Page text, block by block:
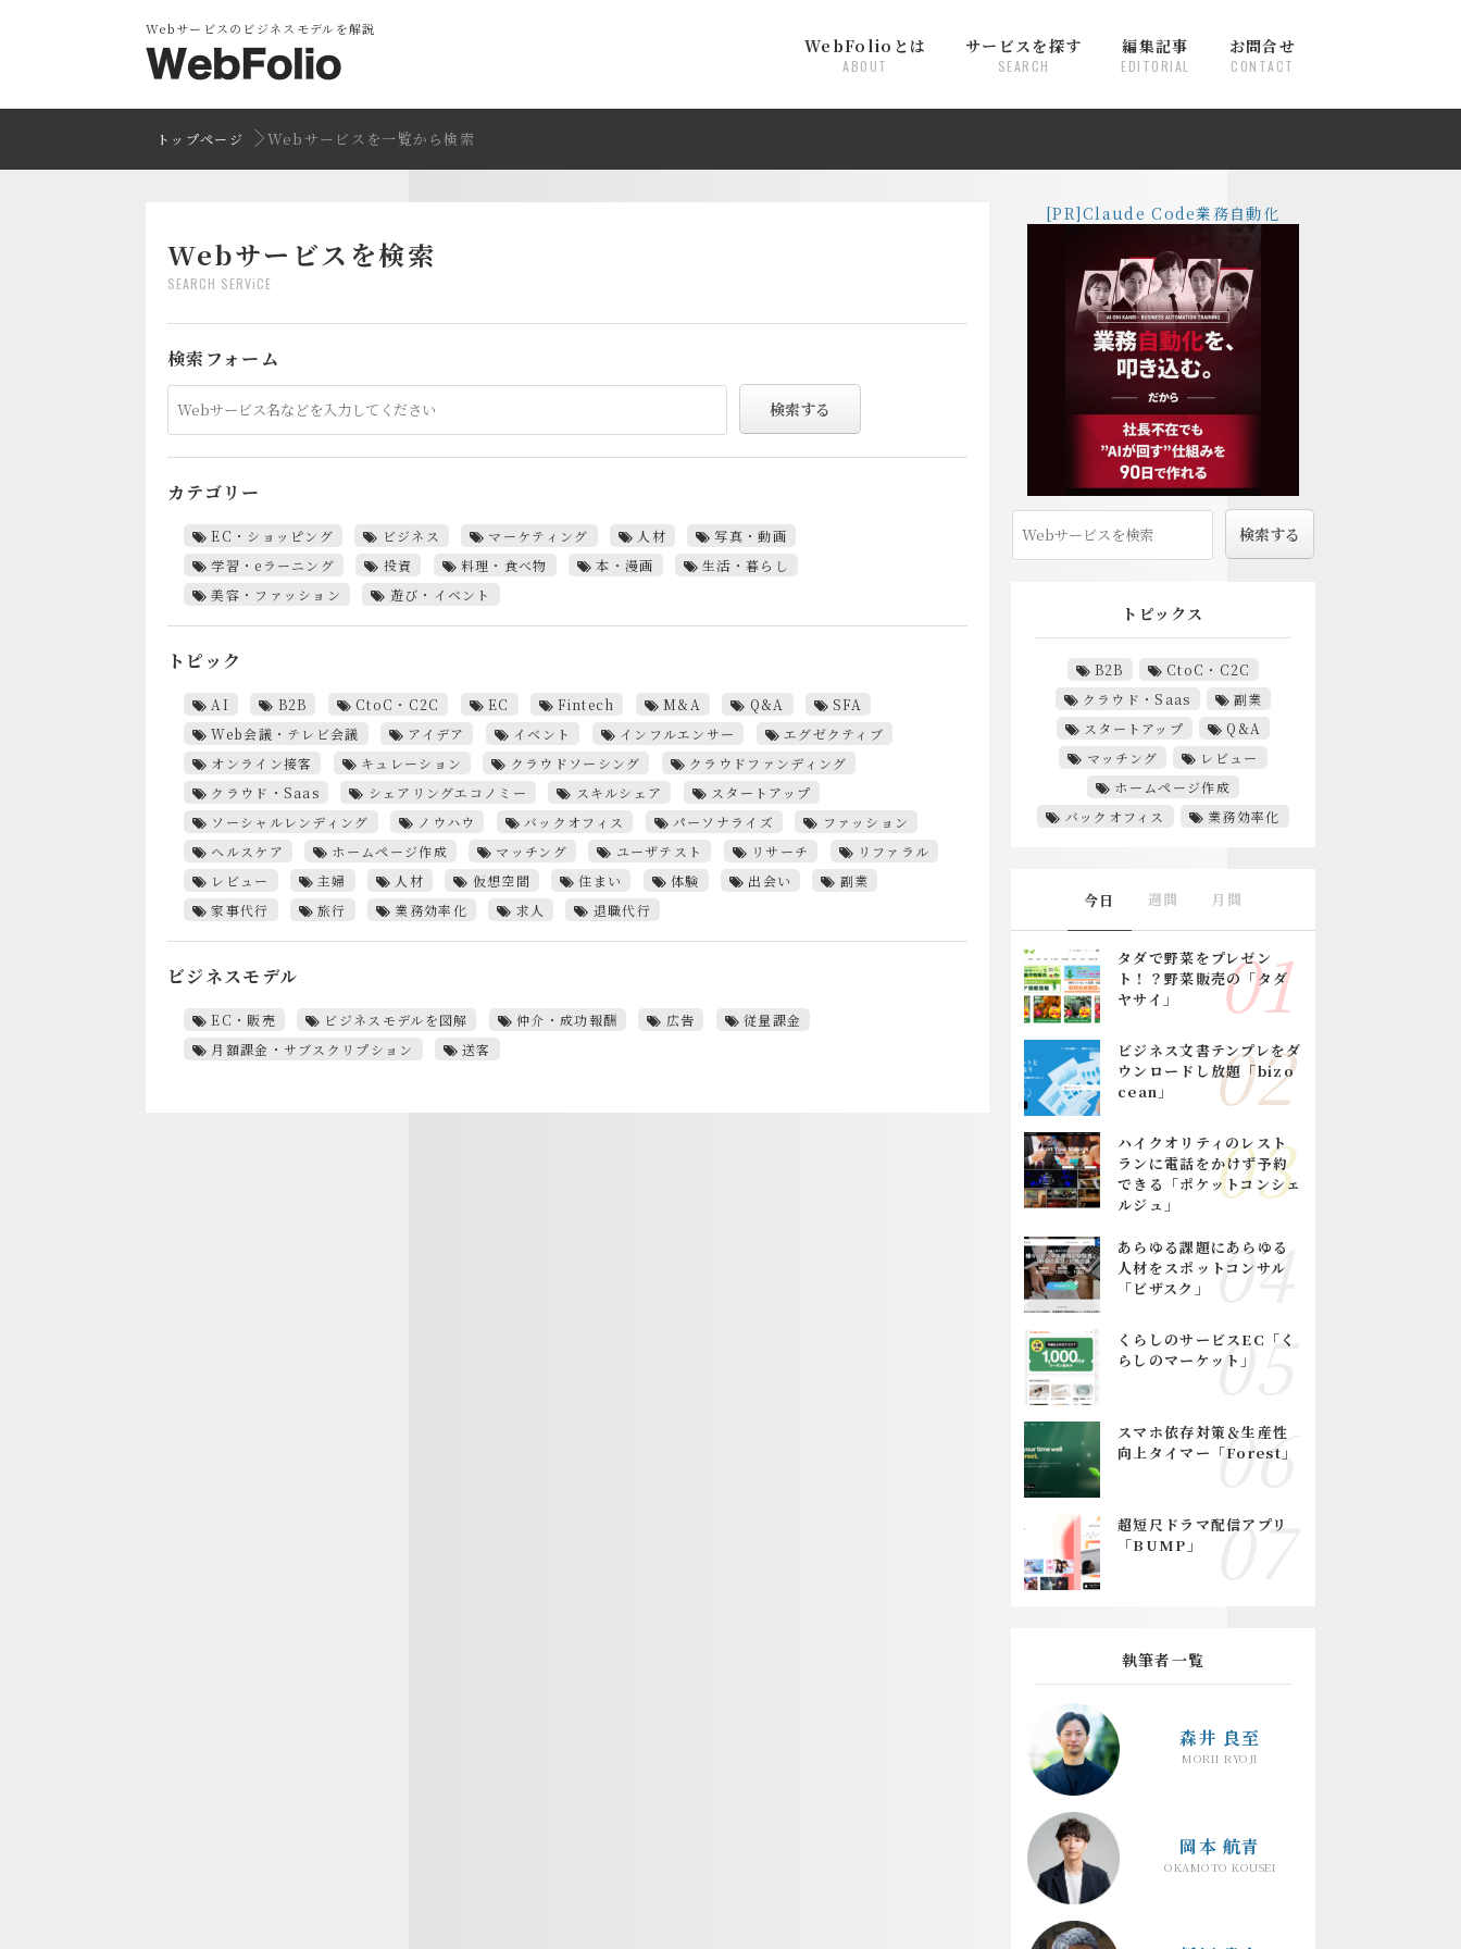
Webサービスのビジネスモデルを解説
WebFolioとは
ABOUT
サービスを探す
SEARCH
編集記事
EDITORIAL
お問合せ
CONTACT
トップページ Webサービスを一覧から検索
Webサービスを検索
SEARCH SERViCE
検索フォーム
カテゴリー
EC・ショッピング ビジネス マーケティング 人材
写真・動画
学習・eラーニング
投資 料理・食べ物 本・漫画
生活・暮らし
美容・ファッション
遊び・イベント
トピック
AI B2B CtoC・C2C EC Fintech M&A Q&A
SFA
Web会議・テレビ会議
アイデア イベント インフルエンサー
エグゼクティブ
オンライン接客
キュレーション クラウドソーシング
クラウドファンディング
クラウド・Saas
シェアリングエコノミー スキルシェア
スタートアップ
ソーシャルレンディング
ノウハウ バックオフィス パーソナライズ
ファッション
ヘルスケア
ホームページ作成 マッチング ユーザテスト リサーチ
リファラル
レビュー
主婦 人材 仮想空間 住まい 体験 出会い
副業
家事代行
旅行 業務効率化 求人 退職代行
ビジネスモデル
EC・販売 ビジネスモデルを図解 仲介・成功報酬 広告
従量課金
月額課金・サブスクリプション
送客
[PR]Claude Code業務自動化
トピックス
B2B
CtoC・C2C
クラウド・Saas
副業
スタートアップ
Q&A
マッチング
レビュー
ホームページ作成
バックオフィス
業務効率化
今日 週間 月間
タダで野菜をプレゼン
ト！？野菜販売の「タダ
ヤサイ」
ビジネス文書テンプレをダ
ウンロードし放題「bizo
cean」
ハイクオリティのレスト
ランに電話をかけず予約
できる「ポケットコンシェ
ルジュ」
あらゆる課題にあらゆる
人材をスポットコンサル
「ビザスク」
くらしのサービスEC「く
らしのマーケット」
スマホ依存対策＆生産性
向上タイマー「Forest」
超短尺ドラマ配信アプリ
「BUMP」
執筆者一覧
森井 良至
MORII RYOJI
岡本 航青
OKAMOTO KOUSEI